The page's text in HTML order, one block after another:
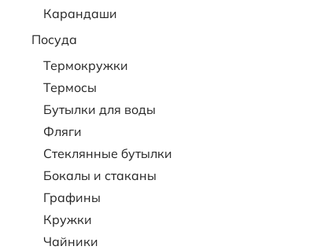
Карандаши
Посуда
Термокружки
Термосы
Бутылки для воды
Фляги
Стеклянные бутылки
Бокалы и стаканы
Графины
Кружки
Чайники